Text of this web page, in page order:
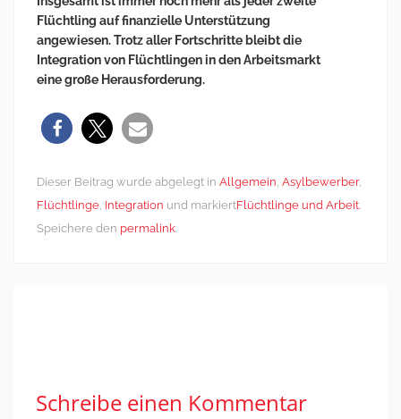
Flüchtling auf finanzielle Unterstützung
angewiesen.Trotz aller Fortschritte bleibt die
Integration von Flüchtlingen in den Arbeitsmarkt
einegroße Herausforderung.
Dieser Beitrag wurde abgelegt in Allgemein Asylbewerber,
Flüchtlinge Integration und markiertFlüchtlinge und Arbeit
Speichere den permalink
Schreibe einen Kommentar